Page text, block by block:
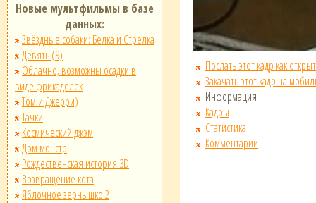
Новые мультфильмы в базе
данных:
Звёздные собаки: Белка и Стрелка
Девять (9)
Облачно, возможны осадки в
виде фрикаделек
Том и Джерри)
Тачки
Космический джэм
Дом монстр
Рождественская история 3D
Возвращение кота
Яблочное зернышко 2
Послать этот кадр как
Закачать этот кадр на
Информация
Кадры
Статистика
Комментарии